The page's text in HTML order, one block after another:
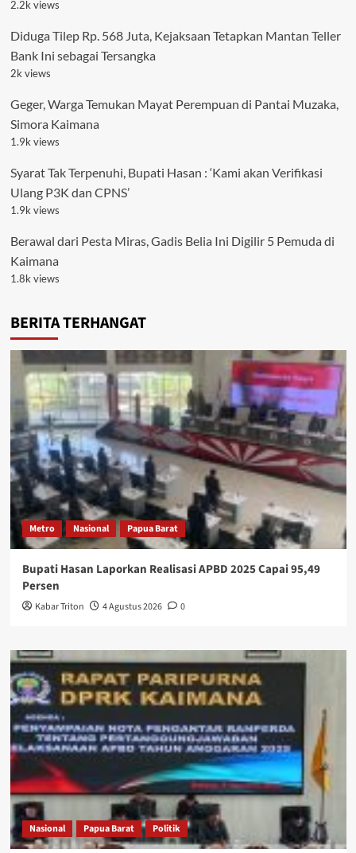
2.2k views
Diduga Tilep Rp. 568 Juta, Kejaksaan Tetapkan Mantan Teller
Bank Ini sebagai Tersangka
2k views
Geger, Warga Temukan Mayat Perempuan di Pantai Muzaka,
Simora Kaimana
1.9k views
Syarat Tak Terpenuhi, Bupati Hasan : ‘Kami akan Verifikasi
Ulang P3K dan CPNS’
1.9k views
Berawal dari Pesta Miras, Gadis Belia Ini Digilir 5 Pemuda di
Kaimana
1.8k views
BERITA TERHANGAT
Metro Nasional Papua Barat
Bupati Hasan Laporkan Realisasi APBD 2025 Capai 95,49
Persen
Kabar Triton 4 Agustus 2026 0
Nasional Papua Barat Politik